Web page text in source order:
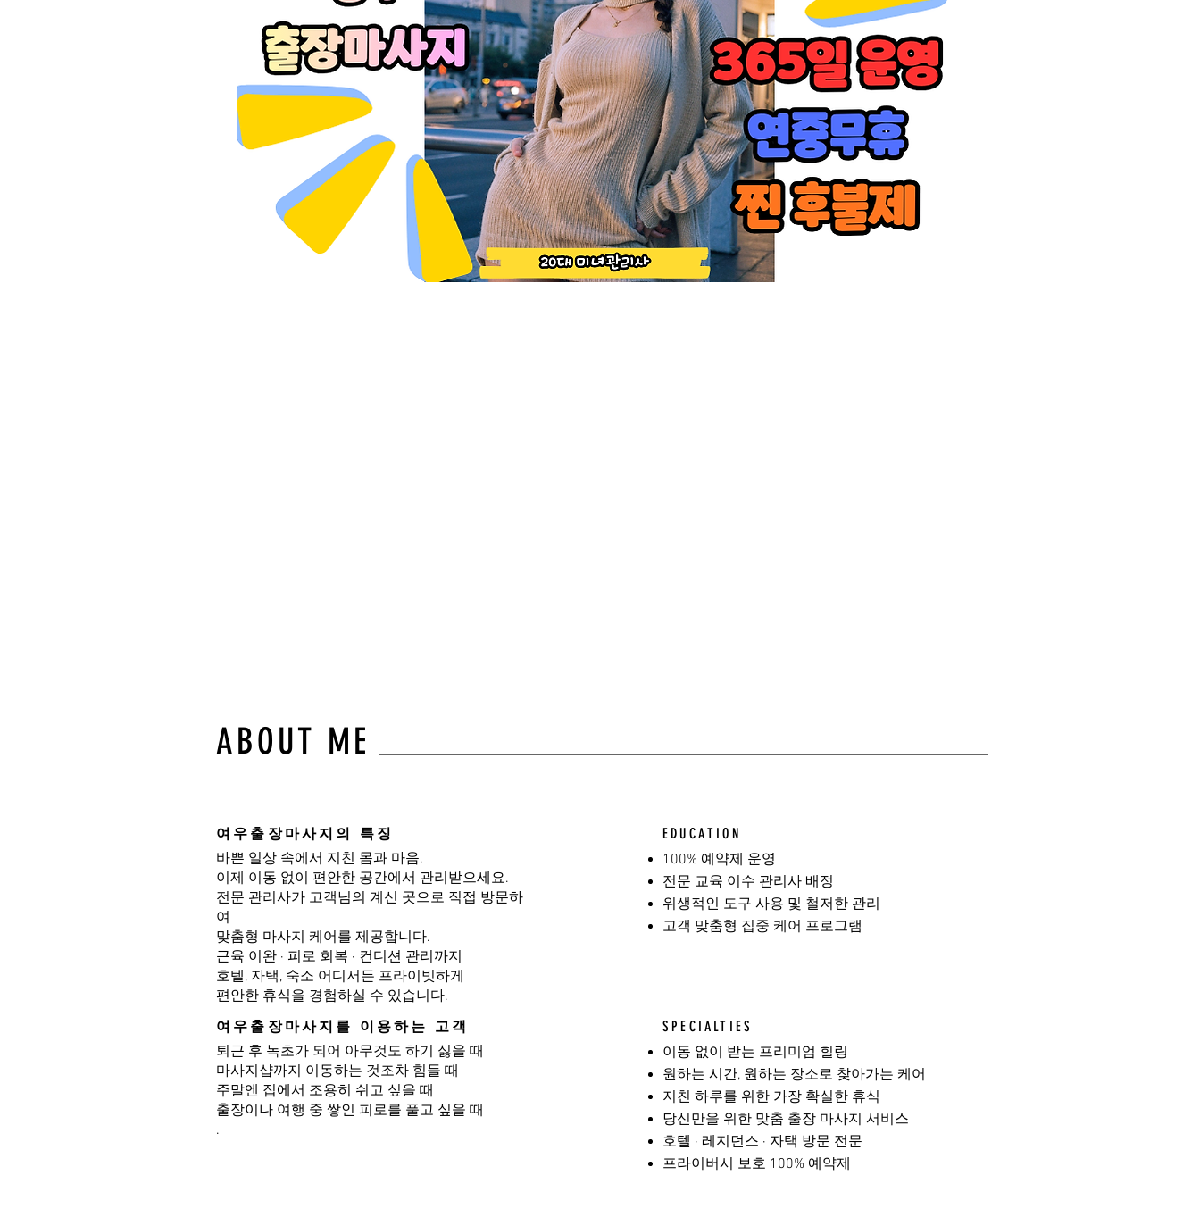
ABOUT ME
여우출장마사지의 특징
바쁜 일상 속에서 지친 몸과 마음,
이제 이동 없이 편안한 공간에서 관리받으세요.
전문 관리사가 고객님의 계신 곳으로 직접 방문하
여
맞춤형 마사지 케어를 제공합니다.
근육 이완 · 피로 회복 · 컨디션 관리까지
호텔, 자택, 숙소 어디서든 프라이빗하게
편안한 휴식을 경험하실 수 있습니다.
여우출장마사지를 이용하는 고객
퇴근 후 녹초가 되어 아무것도 하기 싫을 때
마사지샵까지 이동하는 것조차 힘들 때
주말엔 집에서 조용히 쉬고 싶을 때
출장이나 여행 중 쌓인 피로를 풀고 싶을 때
.
EDUCATION
100% 예약제 운영
전문 교육 이수 관리사 배정
위생적인 도구 사용 및 철저한 관리
고객 맞춤형 집중 케어 프로그램
SPECIALTIES
이동 없이 받는 프리미엄 힐링
원하는 시간, 원하는 장소로 찾아가는 케어
지친 하루를 위한 가장 확실한 휴식
당신만을 위한 맞춤 출장 마사지 서비스
호텔 · 레지던스 · 자택 방문 전문
프라이버시 보호 100% 예약제